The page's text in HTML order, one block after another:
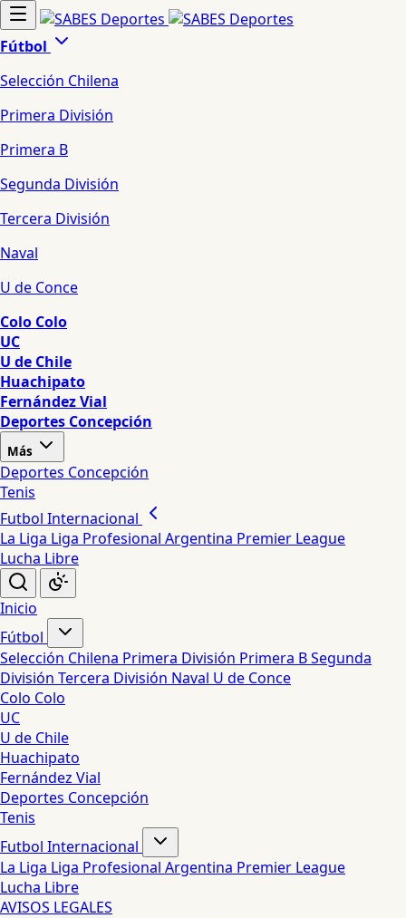
Fútbol
Selección Chilena
Primera División
Primera B
Segunda División
Tercera División
Naval
U de Conce
Colo Colo
UC
U de Chile
Huachipato
Fernández Vial
Deportes Concepción
Más
Deportes Concepción
Tenis
Futbol Internacional
La Liga Liga Profesional Argentina Premier League
Lucha Libre
Inicio
Fútbol
Selección Chilena Primera División Primera BSegunda
División Tercera División Naval U de Conce
Colo Colo
UC
U de Chile
Huachipato
Fernández Vial
Deportes Concepción
Tenis
Futbol Internacional
La Liga Liga Profesional Argentina Premier League
Lucha Libre
AVISOS LEGALES